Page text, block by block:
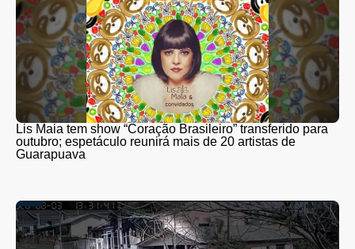
Lis Maia tem show “Coração Brasileiro” transferido para
outubro; espetáculo reunirá mais de 20 artistas de
Guarapuava